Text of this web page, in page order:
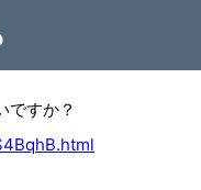
ですか？